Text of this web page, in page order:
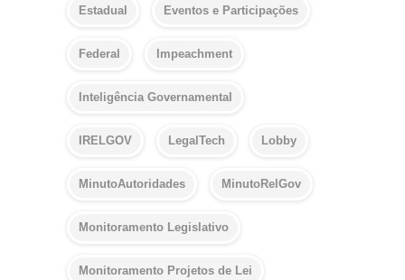
Estadual Eventos e Participações
Federal Impeachment
Inteligência Governamental
IRELGOV LegalTech Lobby
MinutoAutoridades MinutoRelGov
Monitoramento Legislativo
Monitoramento Projetos de Lei